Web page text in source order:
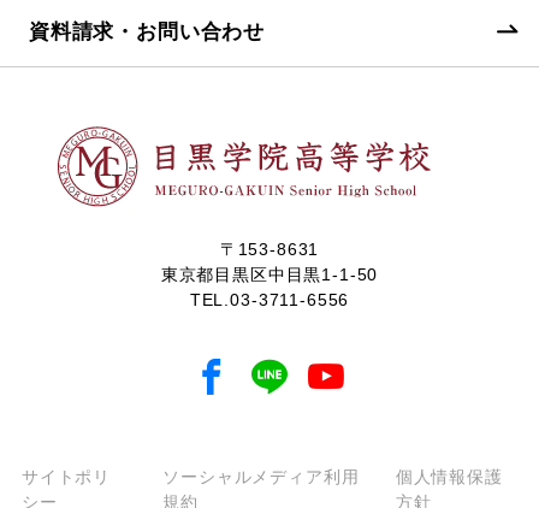
資料請求・お問い合わせ
〒153-8631
東京都目黒区中目黒1-1-50
TEL.03-3711-6556
サイトポリ
シー
ソーシャルメディア利用
規約
個人情報保護
方針